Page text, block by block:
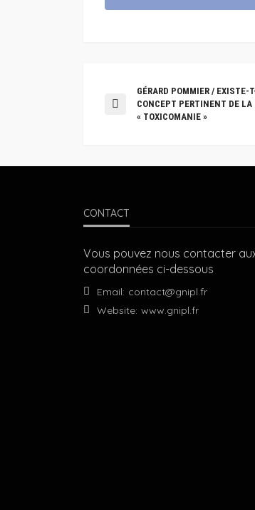
GÉRARD POMMIER / EXISTE-
CONCEPT PERTINENT DE LA
« TOXICOMANIE »
CONTACT
Vous pouvez nous contacter
coordonnées ci-dessous
Email: contact@gnipl.fr
Website: www.gnipl.fr